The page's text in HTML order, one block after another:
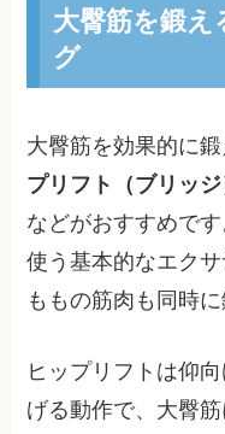
大臀筋を鍛
グ
大臀筋を効果的に鍛
プリフト（ブリッジ
などがおすすめで
使う基本的なエク
ももの筋肉も同時に
ヒップリフトは仰
げる動作で、大臀